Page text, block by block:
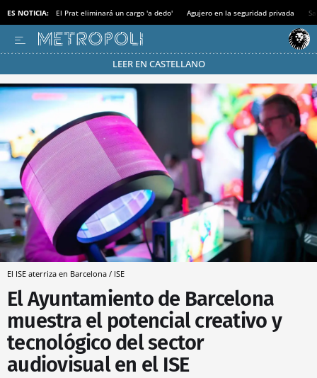
ES NOTICIA: El Prat eliminará un cargo 'a dedo' Agujero en la seguridad privada
LEER EN CASTELLANO
Pásate al MODO AHORRO
El ISE aterriza en Barcelona / ISE
El Ayuntamiento de Barcelona
muestra el potencial creativo y
tecnológico del sector
audiovisual en el ISE